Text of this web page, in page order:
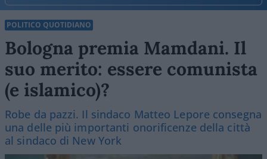
POLITICO QUOTIDIANO
Bologna premia Mamdani. Il
suo merito: essere comunista
(e islamico)?
Robe da pazzi. Il sindaco Matteo Lepore consegna
una delle più importanti onorificenze della città
al sindaco di New York